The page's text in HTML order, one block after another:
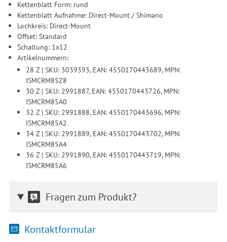
Kettenblatt Form: rund
Kettenblatt Aufnahme: Direct-Mount / Shimano
Lochkreis: Direct-Mount
Offset: Standard
Schaltung: 1x12
Artikelnummern:
28 Z | SKU: 3039393, EAN: 4550170443689, MPN:
ISMCRM85Z8
30 Z | SKU: 2991887, EAN: 4550170443726, MPN:
ISMCRM85A0
32 Z | SKU: 2991888, EAN: 4550170443696, MPN:
ISMCRM85A2
34 Z | SKU: 2991889, EAN: 4550170443702, MPN:
ISMCRM85A4
36 Z | SKU: 2991890, EAN: 4550170443719, MPN:
ISMCRM85A6
Fragen zum Produkt?
Kontaktformular